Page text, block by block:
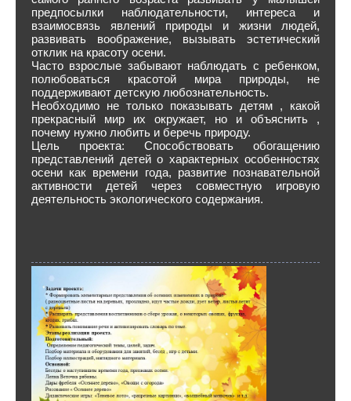
предпосылки наблюдательности, интереса и
взаимосвязь явлений природы и жизни людей,
развивать воображение, вызывать эстетический
отклик на красоту осени.
Часто взрослые забывают наблюдать с ребенком,
полюбоваться красотой мира природы, не
поддерживают детскую любознательность.
Необходимо не только показывать детям , какой
прекрасный мир их окружает, но и объяснить ,
почему нужно любить и беречь природу.
Цель проекта: Способствовать обогащению
представлений детей о характерных особенностях
осени как времени года, развитие познавательной
активности детей через совместную игровую
деятельность экологического содержания.